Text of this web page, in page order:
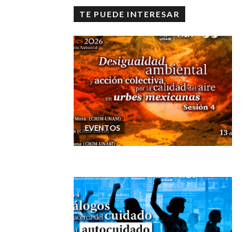
TE PUEDE INTERESAR
EVENTOS